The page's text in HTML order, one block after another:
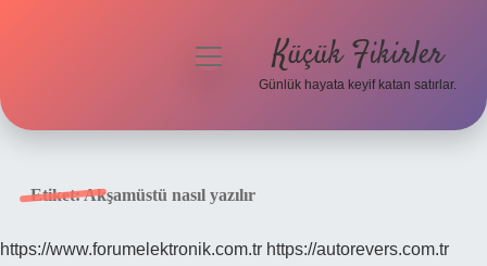
menüyü
Küçük Fikirler
Günlük hayata keyif katan satırlar.
Etiket:Akşamüstü nasıl yazılır
https://www.forumelektronik.com.tr https://autorevers.com.tr